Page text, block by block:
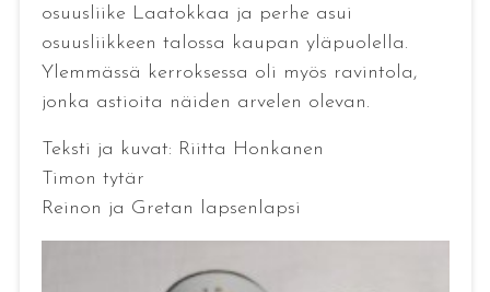
osuusliike Laatokkaa ja perhe asui
osuusliikkeen talossa kaupan yläpuolella.
Ylemmässä kerroksessa oli myös ravintola,
jonka astioita näiden arvelen olevan.
Teksti ja kuvat: Riitta Honkanen
Timon tytär
Reinon ja Gretan lapsenlapsi